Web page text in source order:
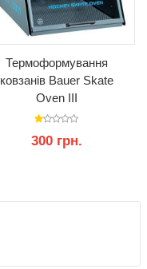
Термоформування
ковзанів Bauer Skate
Oven III
300 грн.